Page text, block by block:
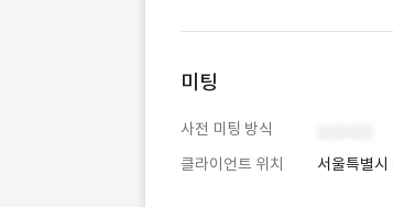
미팅
사전 미팅 방식
클라이언트 위치
서울특별시